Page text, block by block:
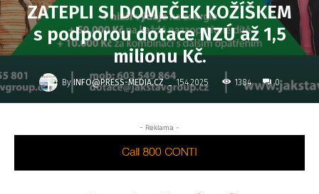
ZATEPLI SI DOMEČEK KOŽÍŠKEM
s podporou dotace NZÚ až 1,5
milionu Kč.
By INFO@PRESS-MEDIA.CZ - 15.4.2025 1384 0
- Reklama -